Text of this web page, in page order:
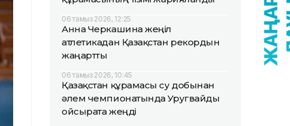
06 тамыз 2026, 12:25
Анна Черкашина жеңіл
атлетикадан Қазақстан рекордын
жаңартты
06 тамыз 2026, 10:45
Қазақстан құрамасы су добынан
әлем чемпионатында Уругвайды
ойсырата жеңді